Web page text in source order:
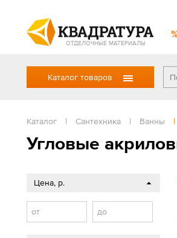
ОТДЕЛОЧНЫЕ МАТЕРИАЛЫ
Каталог товаров
Каталог | Сантехника | Ванны |
Угловые
Цена, р.
от до